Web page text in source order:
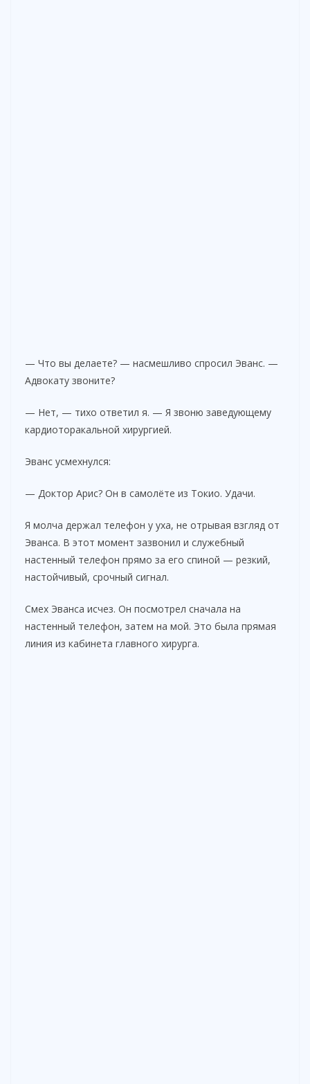
— Что вы делаете? — насмешливо спросил Эванс. —
Адвокату звоните?
— Нет, — тихо ответил я. — Я звоню заведующему
кардиоторакальной хирургией.
Эванс усмехнулся:
— Доктор Арис? Он в самолёте из Токио. Удачи.
Я молча держал телефон у уха, не отрывая взгляд от
Эванса. В этот момент зазвонил и служебный
настенный телефон прямо за его спиной — резкий,
настойчивый, срочный сигнал.
Смех Эванса исчез. Он посмотрел сначала на
настенный телефон, затем на мой. Это была прямая
линия из кабинета главного хирурга.